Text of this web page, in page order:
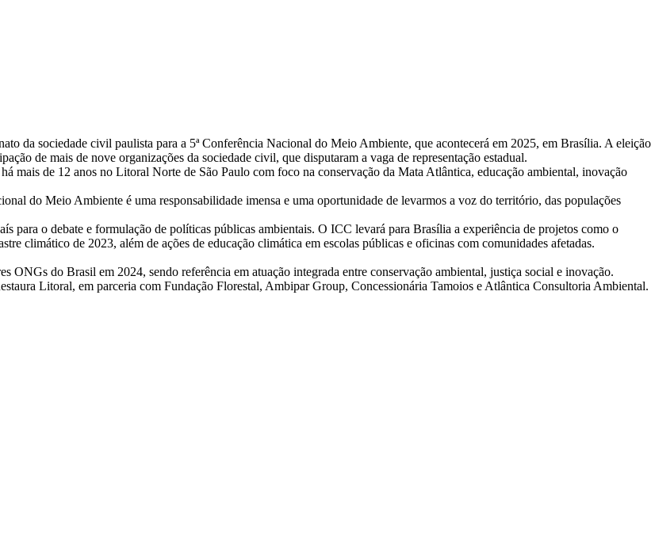
da sociedade civil paulista para a 5ª Conferência Nacional do Meio Ambiente, que acontecerá em 2025, em Brasília. A eleição
de mais de nove organizações da sociedade civil, que disputaram a vaga de representação estadual.
mais de 12 anos no Litoral Norte de São Paulo com foco na conservação da Mata Atlântica, educação ambiental, inovação
do Meio Ambiente é uma responsabilidade imensa e uma oportunidade de levarmos a voz do território, das populações
o debate e formulação de políticas públicas ambientais. O ICC levará para Brasília a experiência de projetos como o
climático de 2023, além de ações de educação climática em escolas públicas e oficinas com comunidades afetadas.
do Brasil em 2024, sendo referência em atuação integrada entre conservação ambiental, justiça social e inovação.
Litoral, em parceria com Fundação Florestal, Ambipar Group, Concessionária Tamoios e Atlântica Consultoria Ambiental.